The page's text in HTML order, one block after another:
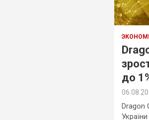
до
Dragon